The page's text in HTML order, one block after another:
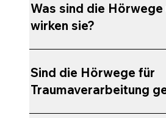
Was sind die Hörwege
wirken sie?
Sind die Hörwege für
Traumaverarbeitung